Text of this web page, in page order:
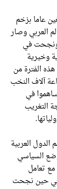
عاما بزخم
العربي وصار
ونجحت في
وخيرية
الفترة من
آلاف النخب
في
التغريب
العربية
السياسي
تعامل
حين نجحت